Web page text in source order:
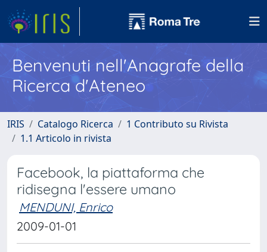
Benvenuti nell'Anagrafe della
Ricerca d'Ateneo
IRIS Catalogo Ricerca
1 Contributo su Rivista
1.1 Articolo in rivista
Facebook, la piattaforma che
ridisegna l'essere umano
MENDUNI, Enrico
2009-01-01